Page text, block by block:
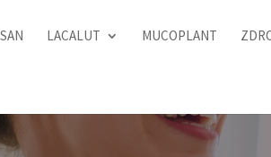
LACALUT MUCOPLANT